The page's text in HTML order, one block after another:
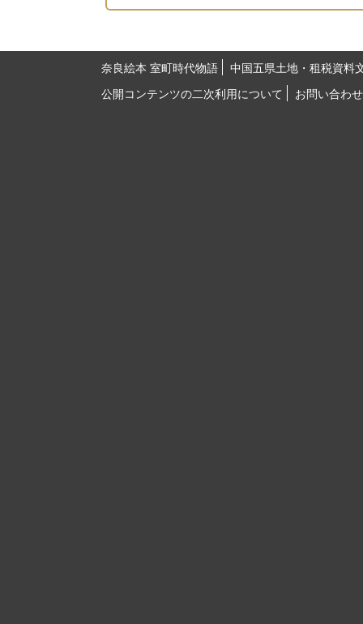
奈良絵本 室町時代物語
中国五県土地・租税資料
公開コンテンツの二次利用について
お問い合わせ